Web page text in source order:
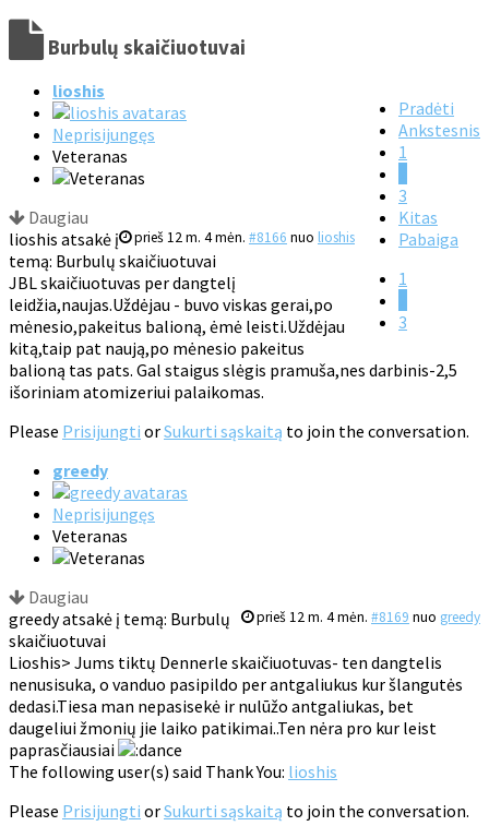
Burbulų skaičiuotuvai
Pradėti
Ankstesnis
1
3
Kitas
Pabaiga
1
3
lioshis
Neprisijungęs
Veteranas
Daugiau
prieš 12 m. 4 mėn. #8166 nuo lioshis
lioshis atsakė į
temą: Burbulų skaičiuotuvai
JBL skaičiuotuvas per dangtelį
leidžia,naujas.Uždėjau - buvo viskas gerai,po
mėnesio,pakeitus balioną, ėmė leisti.Uždėjau
kitą,taip pat naują,po mėnesio pakeitus
balioną tas pats. Gal staigus slėgis pramuša,nes darbinis-2,5
išoriniam atomizeriui palaikomas.
Please Prisijungti orSukurti sąskaitą to join the conversation.
greedy
Neprisijungęs
Veteranas
Daugiau
prieš 12 m. 4 mėn. #8169 nuo greedy
greedy atsakė į temą: Burbulų
skaičiuotuvai
Lioshis> Jums tiktų Dennerle skaičiuotuvas- ten dangtelis
nenusisuka, o vanduo pasipildo per antgaliukus kur šlangutės
dedasi.Tiesa man nepasisekė ir nulūžo antgaliukas, bet
daugeliui žmonių jie laiko patikimai..Ten nėra pro kur leist
paprasčiausiai
The following user(s) said Thank You: lioshis
Please Prisijungti orSukurti sąskaitą to join the conversation.